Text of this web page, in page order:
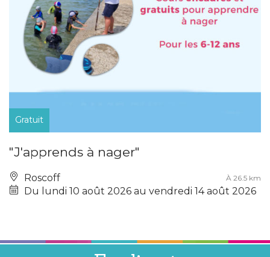
Gratuit
"J'apprends à nager"
Roscoff À 26.5 km
Du lundi 10 août 2026 au vendredi 14 août 2026